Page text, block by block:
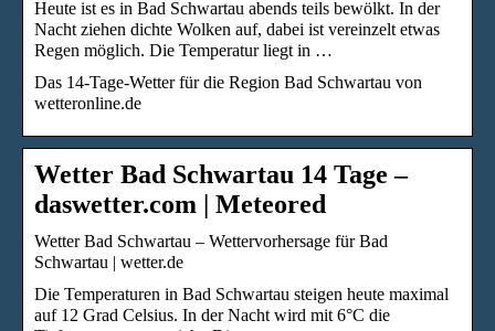
Heute ist es in Bad Schwartau abends teils bewölkt. In der
Nacht ziehen dichte Wolken auf, dabei ist vereinzelt etwas
Regen möglich. Die Temperatur liegt in …
Das 14-Tage-Wetter für die Region Bad Schwartau von
wetteronline.de
Wetter Bad Schwartau 14 Tage –
daswetter.com | Meteored
Wetter Bad Schwartau – Wettervorhersage für Bad
Schwartau | wetter.de
Die Temperaturen in Bad Schwartau steigen heute maximal
auf 12 Grad Celsius. In der Nacht wird mit 6°C die